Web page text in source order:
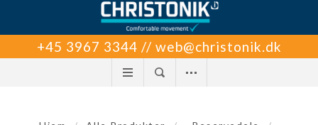
+45 3967 3344 // web@christonik.dk